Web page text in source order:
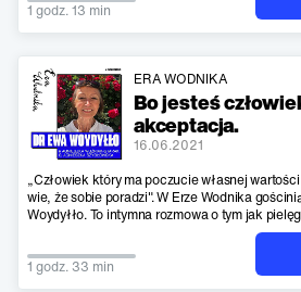
1 godz. 13 min
ERA WODNIKA
Bo jesteś
akceptacja.
16.06.2021
„Człowiek który ma poczucie własnej
wie, że sobie poradzi". W Erze Wodnika
Woydyłło. To intymna rozmowa o tym jak
1 godz. 33 min